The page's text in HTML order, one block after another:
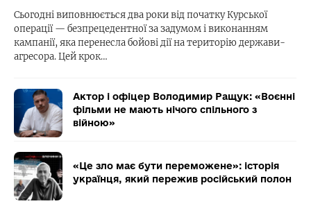
Сьогодні виповнюється два роки від початку Курської
операції — безпрецедентної за задумом і виконанням
кампанії, яка перенесла бойові дії на територію держави-
агресора. Цей крок…
Актор і офіцер Володимир Ращук: «Воєнні
фільми не мають нічого спільного з
війною»
«Це зло має бути переможене»: історія
українця, який пережив російський полон